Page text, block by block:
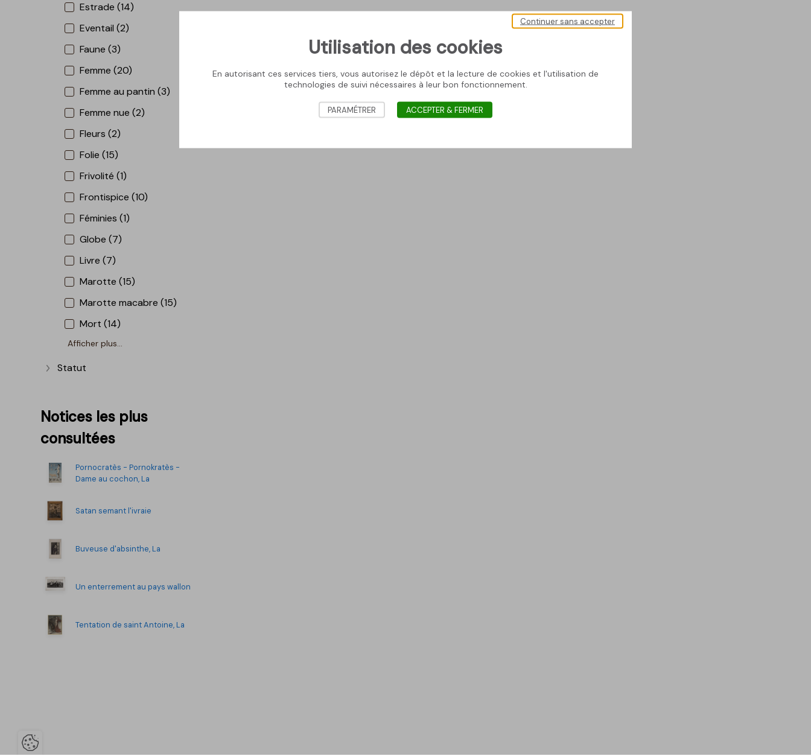
Estrade (14)
Eventail (2)
Faune (3)
Femme (20)
Femme au pantin (3)
Femme nue (2)
Fleurs (2)
Folie (15)
Frivolité (1)
Frontispice (10)
Féminies (1)
Globe (7)
Livre (7)
Marotte (15)
Marotte macabre (15)
Mort (14)
Afficher plus...
Afficher plus
Statut
Notices les plus
consultées
Pornocratès - Pornokratès -
Dame au cochon, La
Satan semant l'ivraie
Buveuse d'absinthe, La
Un enterrement au pays wallon
Tentation de saint Antoine, La
Utilisation des cookies
En autorisant ces services tiers, vous autorisez le dépôt et la lecture de cookies et l'utilisation de
technologies de suivi nécessaires à leur bon fonctionnement.
Continuer sans accepter
PARAMÉTRER ACCEPTER & FERMER